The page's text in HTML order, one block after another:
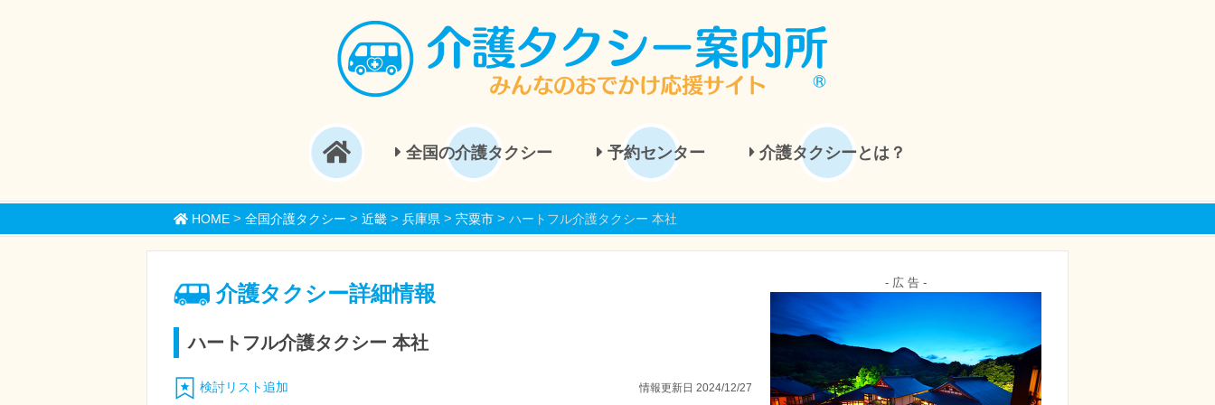
全国の介護タクシー 予約センター 介護タクシーとは？
HOME> 全国介護タクシー > 近畿> 兵庫県 > 宍粟市> ハートフル介護タクシー 本社
介護タクシー詳細情報
ハートフル介護タクシー 本社
検討リスト追加 情報更新日 2024/12/27
- 広 告 -